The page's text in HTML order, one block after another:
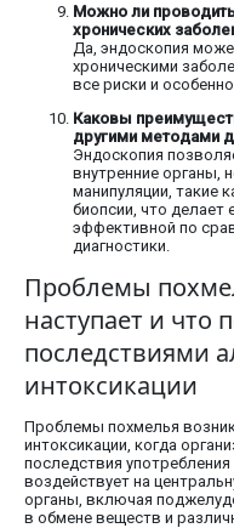
Можно ли
хронических
Да, эндоскопия
хроническими
все риски и
Каковы
другими методами
Эндоскопия
внутренние органы,
манипуляции, такие
биопсии, что делает
эффективной по
диагностики.
Проблемы
наступает и что
последствиями
интоксикации
Проблемы похмелья
интоксикации, когда
последствия
воздействует на
органы, включая
в обмене веществ и